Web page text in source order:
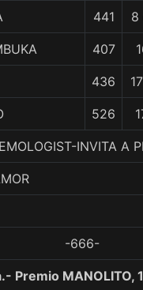
441 8
407
436
526
INVITA A
-666-
Premio MANOLITO,